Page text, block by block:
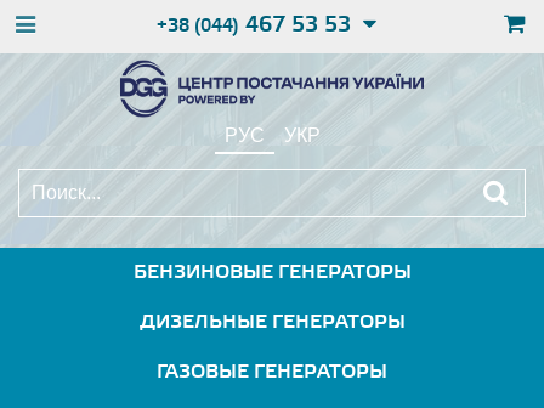
+38 (044) 467 53 53
РУС УКР
БЕНЗИНОВЫЕ ГЕНЕРАТОРЫ
ДИЗЕЛЬНЫЕ ГЕНЕРАТОРЫ
ГАЗОВЫЕ ГЕНЕРАТОРЫ